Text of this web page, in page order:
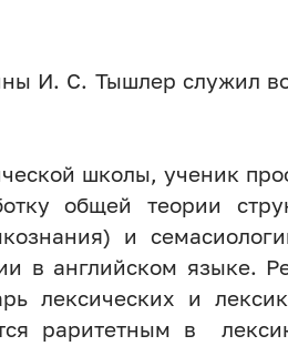
И. С. Тышлер служил
школы, ученик
общей теории
и
в английском языке.
лексических и
раритетным в